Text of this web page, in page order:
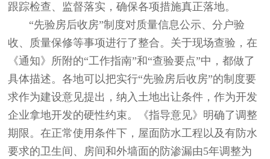
跟踪检查、监督落实，确保各项措施真正落地。
“先验房后收房”制度对质量信息公示、分户验
收、质量保修等事项进行了整合。关于现场查验，在
《通知》所附的“工作指南”和“查验要点”中，都做了
具体描述。各地可以把实行“先验房后收房”的制度要
求作为建设意见提出，纳入土地出让条件，作为开发
企业拿地开发的硬性约束。《指导意见》明确了调整
期限。在正常使用条件下，屋面防水工程以及有防水
要求的卫生间、房间和外墙面的防渗漏由5年调整为